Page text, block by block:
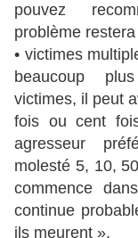
pouvez
problème
• victimes
beaucoup
victimes, il peut
fois ou cent
agresseur
molesté 5, 10,
commence
continue
ils meurent ».